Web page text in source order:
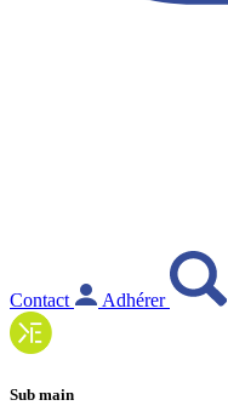
Contact Adhérer
Sub main